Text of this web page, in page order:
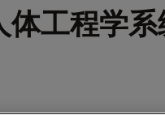
体工程学